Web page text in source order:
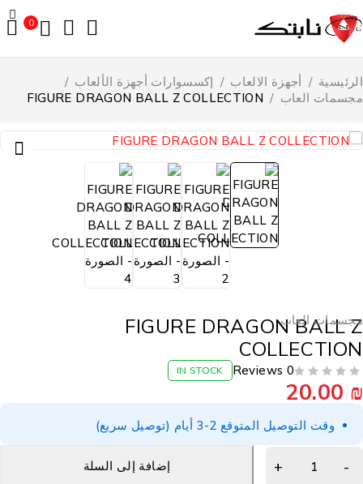
0
الرئيسية / أجهزة الالعاب / إكسسوارات أجهزة الألعاب /
مجسمات العاب /
FIGURE DRAGON BALL Z COLLECTION
مجسمات العاب
FIGURE DRAGON BALL Z
COLLECTION
0 Reviews
IN STOCK
20.00 ₪
وقت التوصيل المتوقع 2-3 أيام (توصيل سريع)
إضافة إلى السلة